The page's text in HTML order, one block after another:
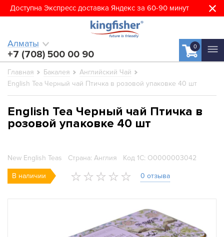
Доступна Экспресс доставка Яндекс за 60-90 минут
0
Алматы
+7 (708) 500 00 90
Главная Бакалея
Английский Чай
English Tea Черный чай Птичка в розовой упаковке 40 шт
English Tea Черный чай Птичка в
розовой упаковке 40 шт
New English Teas Страна: Англия Код 1С: О0000003042
В наличии 0 отзыва